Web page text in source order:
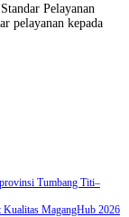
Pelayanan
pelayanan kepada
Tumbang Titi–
MagangHub 2026